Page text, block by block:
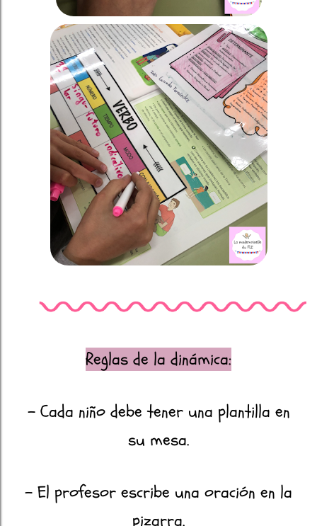
Reglas de la dinámica:
- Cada niño debe tener una plantilla en
su mesa.
- El profesor escribe una oración en la
pizarra.